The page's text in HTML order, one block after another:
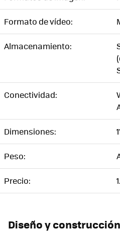
Formato de vídeo:
Almacenamiento:
Conectividad:
Dimensiones:
Peso:
Precio:
Diseño y construcción